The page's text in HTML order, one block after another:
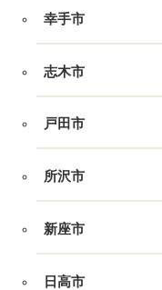
幸手市
志木市
戸田市
所沢市
新座市
日高市